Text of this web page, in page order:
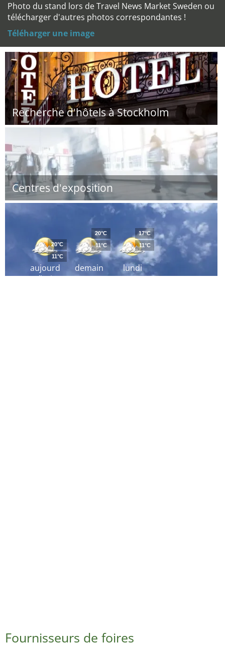
Photo du stand lors de Travel News Market Sweden ou
télécharger d'autres photos correspondantes !
Téléharger une image
Recherche d'hôtels à Stockholm
Centres d'exposition
aujourd
´hui
20°C
11°C
demain
20°C
11°C
lundi
17°C
11°C
Fournisseurs de foires